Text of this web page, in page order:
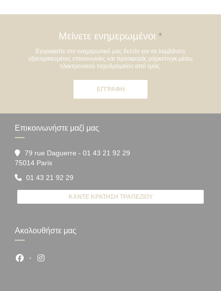
Μείνετε ενημερωμένοι *
Εγγραφείτε στο ενημερωτικό μας δελτίο για να λαμβάνετε
εξατομικευμένες επικοινωνίες και προσφορές μάρκετινγκ μέσω
ηλεκτρονικού ταχυδρομείου από εμάς.
ΕΓΓΡΑΦΉ
Επικοινωνήστε μαζί μας
79 rue Daguerre - 01 43 21 92 29
75014 Paris((ανοίγει σε νέο παράθυρο))
01 43 21 92 29
ΚΆΝΤΕ ΚΡΆΤΗΣΗ ΤΡΑΠΕΖΙΟΎ
Ακολουθήστε μας
Facebook ((ανοίγει σε νέο παράθυρο))
Instagram ((ανοίγει σε νέο παράθυρο))